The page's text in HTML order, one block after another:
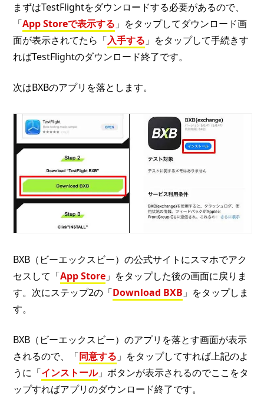
まずはTestFlightをダウンロードする必要があるので、
「App Storeで表示する 」をタップしてダウンロード画
面が表示されてたら「入手する 」をタップして手続きす
ればTestFlightのダウンロード終了です。
次はBXBのアプリを落とします。
BXB（ビーエックスビー）の公式サイトにスマホでアク
セスして「App Store 」をタップした後の画面に戻りま
す。次にステップ2の「Download BXB 」をタップしま
す。
BXB（ビーエックスビー）のアプリを落とす画面が表示
されるので、「同意する 」をタップしてすれば上記のよ
うに「インストール」ボタンが表示されるのでここをタ
ップすればアプリのダウンロード終了です。